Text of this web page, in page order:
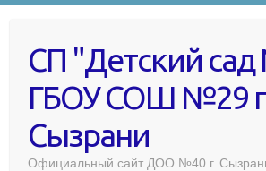
СП "Детский
ГБОУ СОШ №29
Сызрани
Официальный сайт ДОО №40 г.